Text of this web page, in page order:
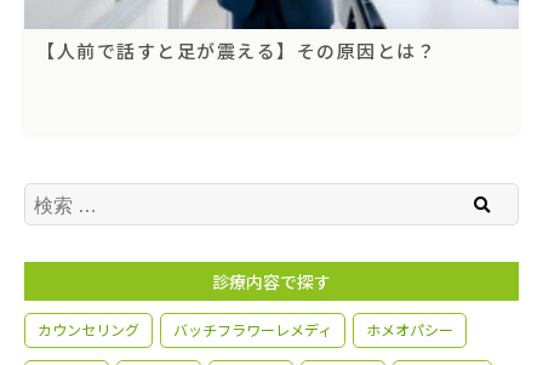
【人前で話すと足が震える】その原因とは？
検索
診療内容で探す
カウンセリング バッチフラワーレメディ ホメオパシー